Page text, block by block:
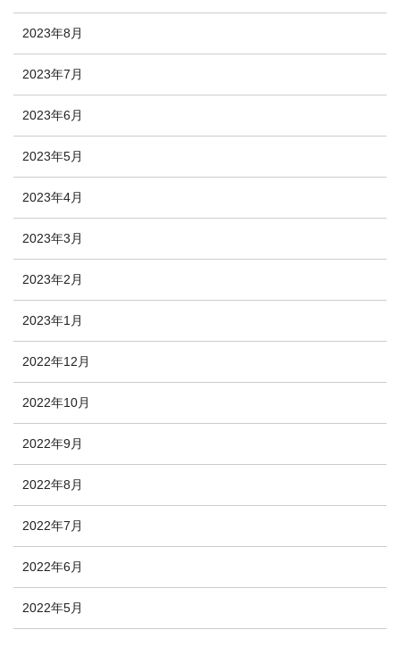
2023年8月
2023年7月
2023年6月
2023年5月
2023年4月
2023年3月
2023年2月
2023年1月
2022年12月
2022年10月
2022年9月
2022年8月
2022年7月
2022年6月
2022年5月